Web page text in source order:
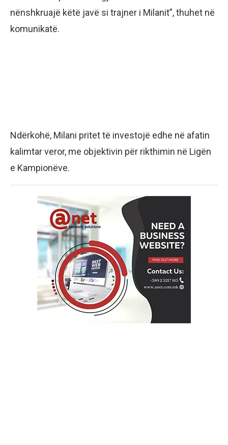
nënshkruajë këtë javë si trajner i Milanit”, thuhet në
komunikatë.
Ndërkohë, Milani pritet të investojë edhe në afatin
kalimtar veror, me objektivin për rikthimin në Ligën
e Kampionëve.